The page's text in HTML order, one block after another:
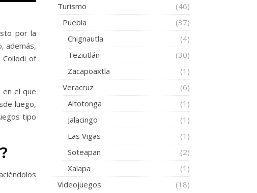
por la
además,
of
en el que
luego,
tipo
Turismo
(46)
Puebla
(37)
Chignautla
(4)
Teziutlán
(30)
Zacapoaxtla
(1)
Veracruz
(6)
Altotonga
(1)
Jalacingo
(1)
Las Vigas
(1)
Soteapan
(2)
Xalapa
(1)
Videojuegos
(18)